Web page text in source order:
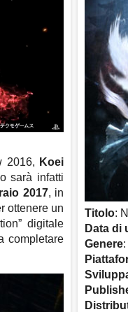
Titolo:
Data di
Genere:
2016, Koei
sarà infatti
2017, in
ottenere un
digitale
completare